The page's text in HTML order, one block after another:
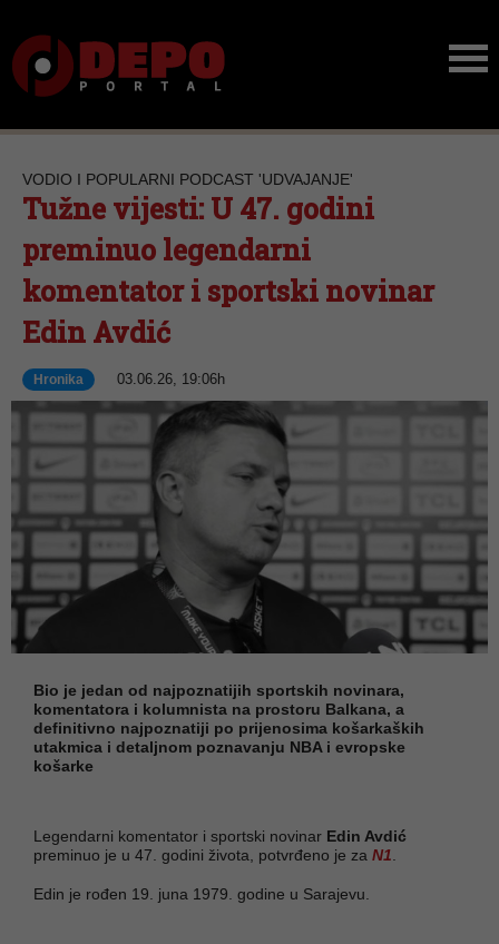
VODIO I POPULARNI PODCAST 'UDVAJANJE'
Tužne vijesti: U 47. godini
preminuo legendarni
komentator i sportski novinar
Edin Avdić
Hronika 03.06.26, 19:06h
Bio je jedan od najpoznatijih sportskih novinara,
komentatora i kolumnista na prostoru Balkana, a
definitivno najpoznatiji po prijenosima košarkaških
utakmica i detaljnom poznavanju NBA i evropske
košarke
Legendarni komentator i sportski novinar Edin Avdić
preminuo je u 47. godini života, potvrđeno je za N1
Edin je rođen 19. juna 1979. godine u Sarajevu.